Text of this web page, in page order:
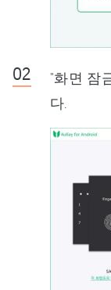
"화면 잠
다.